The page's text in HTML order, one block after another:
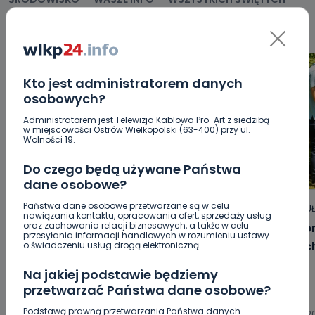
Kto jest administratorem danych
osobowych?
Administratorem jest Telewizja Kablowa Pro-Art z siedzibą
w miejscowości Ostrów Wielkopolski (63-400) przy ul.
Wolności 19.
Do czego będą używane Państwa
dane osobowe?
Państwa dane osobowe przetwarzane są w celu
nawiązania kontaktu, opracowania ofert, sprzedaży usług
oraz zachowania relacji biznesowych, a także w celu
przesyłania informacji handlowych w rozumieniu ustawy
o świadczeniu usług drogą elektroniczną.
Na jakiej podstawie będziemy
przetwarzać Państwa dane osobowe?
Podstawą prawną przetwarzania Państwa danych
HOT REGION WIADOMOŚCI
„Niezwykli ludzie, niezwykłe podróże,
niezwykłe historie!”. Odyseja
06.08.2026 20:13
Jak